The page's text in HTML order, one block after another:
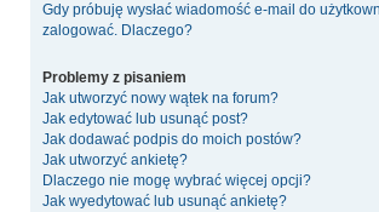
Gdy próbuję wysłać wiadomość e-mail do
zalogować. Dlaczego?
Problemy z pisaniem
Jak utworzyć nowy wątek na forum?
Jak edytować lub usunąć post?
Jak dodawać podpis do moich postów?
Jak utworzyć ankietę?
Dlaczego nie mogę wybrać więcej opcji?
Jak wyedytować lub usunąć ankietę?